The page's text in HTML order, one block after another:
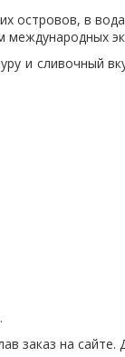
островов, в
и сливочный
заказ на сайте.